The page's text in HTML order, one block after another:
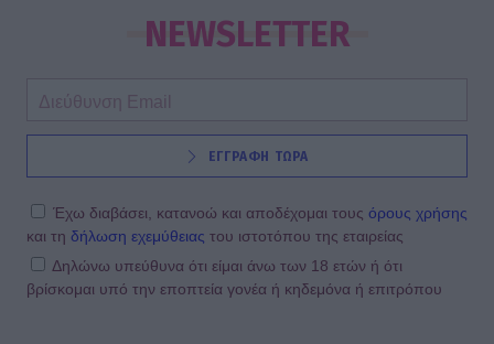
NEWSLETTER
ΕΓΓΡΑΦΗ ΤΩΡΑ
Έχω διαβάσει, κατανοώ και αποδέχομαι τους όρους χρήσης
και τη δήλωση εχεμύθειας του ιστοτόπου της εταιρείας
Δηλώνω υπεύθυνα ότι είμαι άνω των 18 ετών ή ότι
βρίσκομαι υπό την εποπτεία γονέα ή κηδεμόνα ή επιτρόπου